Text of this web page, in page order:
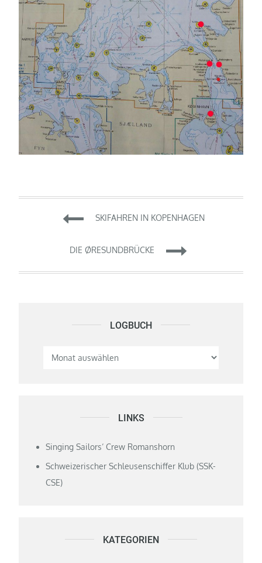
Beitragsnavigation
SKIFAHREN IN KOPENHAGEN
DIE ØRESUNDBRÜCKE
LOGBUCH Logbuch
LINKS
Singing Sailors‘ Crew Romanshorn
Schweizerischer Schleusenschiffer Klub (SSK-
CSE)
KATEGORIEN